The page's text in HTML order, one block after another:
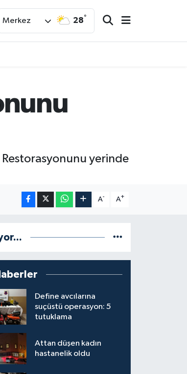
Merkez 28°
Restorasyonunu yerinde
A- A+
Define avcılarına
suçüstü operasyon: 5
tutuklama
Attan düşen kadın
hastanelik oldu